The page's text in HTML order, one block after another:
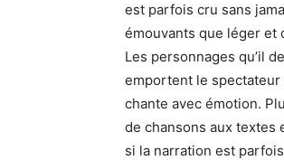
est parfois cru sans
émouvants que léger et
Les personnages qu’il
emportent le spectateur
chante avec émotion.
de chansons aux textes
si la narration est